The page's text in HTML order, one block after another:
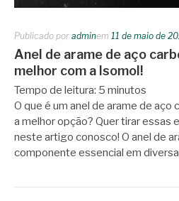
Publicado por adminem 11 de maio de
Anel de arame de aço
melhor com a Isomol!
Tempo de leitura: 5 minutos
O que é um anel de arame de aço
a melhor opção? Quer tirar essas
neste artigo conosco! O anel de
componente essencial em